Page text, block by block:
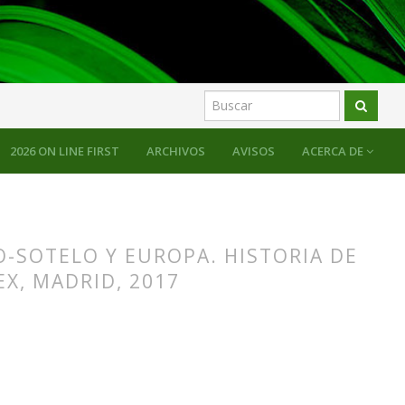
2026 ON LINE FIRST ARCHIVOS AVISOS ACERCA DE
SOTELO Y EUROPA. HISTORIA DE
MADRID, 2017